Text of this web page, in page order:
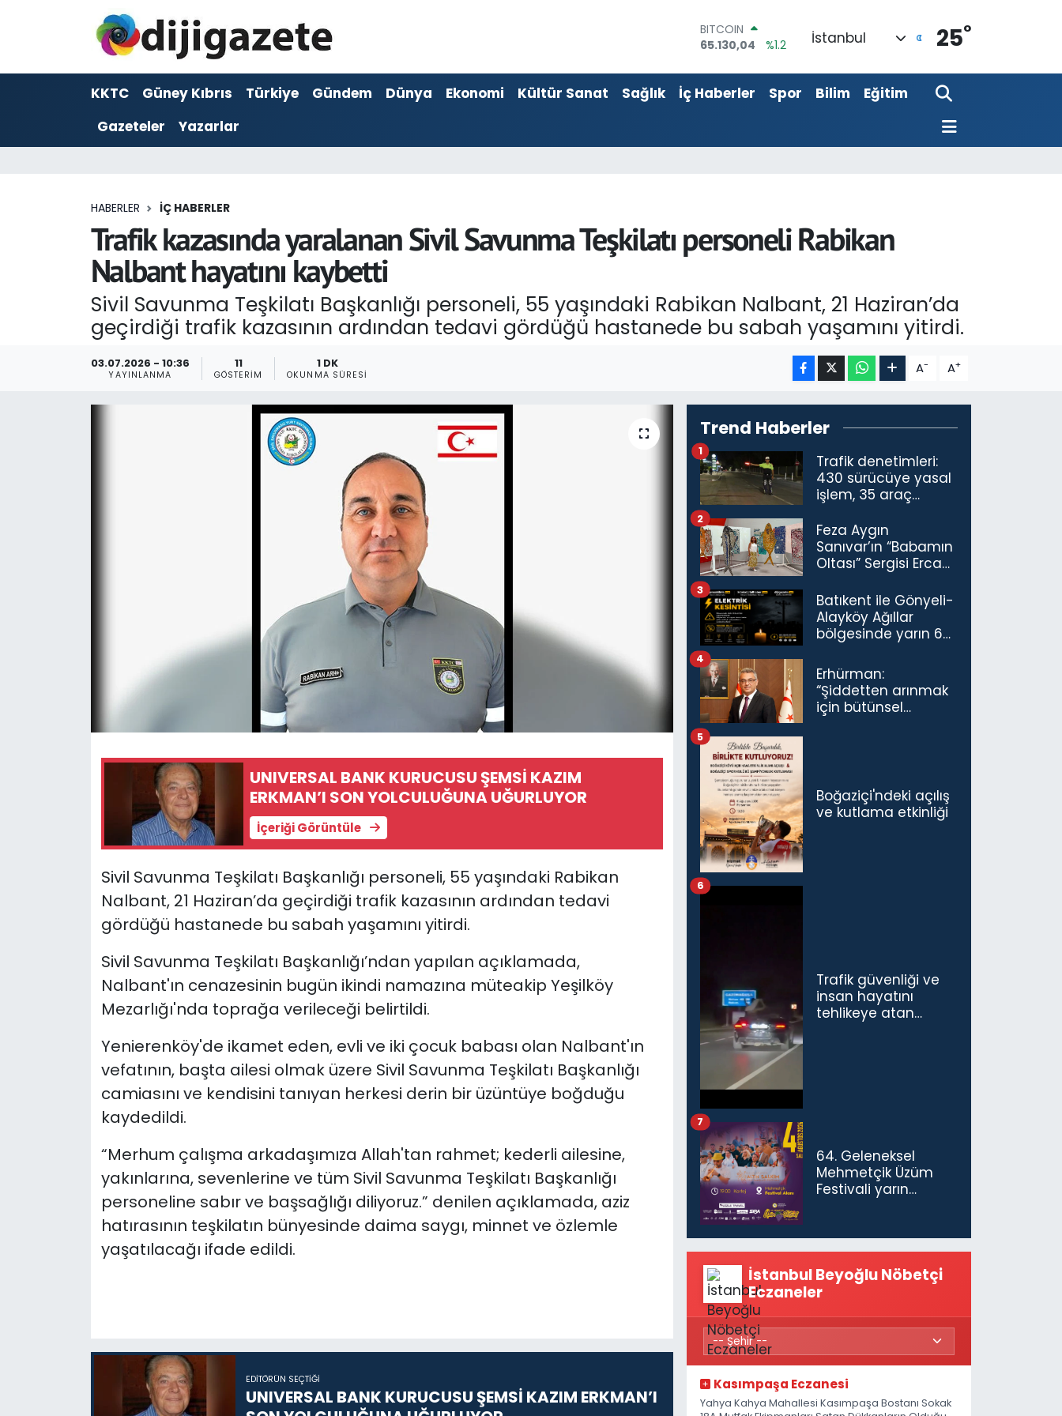
65.130,04
DOLAR
EURO
55,2510
%0.32
İstanbul 25°
KKTC Güney Kıbrıs Türkiye Gündem Dünya Ekonomi Kültür Sanat Sağlık İç Haberler Spor Bilim
Eğitim
Gazeteler
Yazarlar
HABERLER İÇ HABERLER
Trafik kazasında yaralanan Sivil Savunma Teşkilatı personeli Rabikan
Nalbant hayatını kaybetti
Sivil Savunma Teşkilatı Başkanlığı personeli, 55 yaşındaki Rabikan Nalbant, 21 Haziran’da
geçirdiği trafik kazasının ardından tedavi gördüğü hastanede bu sabah yaşamını yitirdi.
03.07.2026 - 10:36
YAYINLANMA
11
GÖSTERIM
1 DK
OKUNMA SÜRESI A- A+
UNIVERSAL BANK KURUCUSU ŞEMSİ KAZIM
ERKMAN’I SON YOLCULUĞUNA UĞURLUYOR
İçeriği Görüntüle
Sivil Savunma Teşkilatı Başkanlığı personeli, 55 yaşındaki Rabikan
Nalbant, 21 Haziran’da geçirdiği trafik kazasının ardından tedavi
gördüğü hastanede bu sabah yaşamını yitirdi.
Sivil Savunma Teşkilatı Başkanlığı’ndan yapılan açıklamada,
Nalbant'ın cenazesinin bugün ikindi namazına müteakip Yeşilköy
Mezarlığı'nda toprağa verileceği belirtildi.
Yenierenköy'de ikamet eden, evli ve iki çocuk babası olan Nalbant'ın
vefatının, başta ailesi olmak üzere Sivil Savunma Teşkilatı Başkanlığı
camiasını ve kendisini tanıyan herkesi derin bir üzüntüye boğduğu
kaydedildi.
“Merhum çalışma arkadaşımıza Allah'tan rahmet; kederli ailesine,
yakınlarına, sevenlerine ve tüm Sivil Savunma Teşkilatı Başkanlığı
personeline sabır ve başsağlığı diliyoruz.” denilen açıklamada, aziz
hatırasının teşkilatın bünyesinde daima saygı, minnet ve özlemle
yaşatılacağı ifade edildi.
EDITÖRÜN SEÇTIĞI
UNIVERSAL BANK KURUCUSU ŞEMSİ KAZIM ERKMAN’I
Trend Haberler
Trafik denetimleri:
430 sürücüye yasal
işlem, 35 araç
1
Feza Aygın
Sanıvar’ın “Babamın
Oltası” Sergisi Ercan
Açıldı
2
Batıkent ile Gönyeli-
Alayköy Ağıllar
bölgesinde yarın 6
kesintisi…
3
Erhürman:
“Şiddetten arınmak
için bütünsel
4
Boğaziçi'ndeki açılış
ve kutlama etkinliği
5
Trafik güvenliği ve
insan hayatını
tehlikeye atan
6
64. Geleneksel
Mehmetçik Üzüm
Festivali yarın
7
İstanbul Beyoğlu Nöbetçi
Eczaneler
Kasımpaşa Eczanesi
Yahya Kahya Mahallesi Kasımpaşa Bostanı Sokak
ADVERTORIAL
Dijigazete
Foto Galeri
Güncel
Otomobil Dünyası
Video Galeri
Yazarlar
Hava Durumu
Trafik Durumu
Son Dakika Haberleri
Haber Arşivi